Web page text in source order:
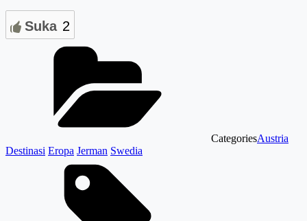
Suka 2
CategoriesAustria
Destinasi Eropa Jerman Swedia